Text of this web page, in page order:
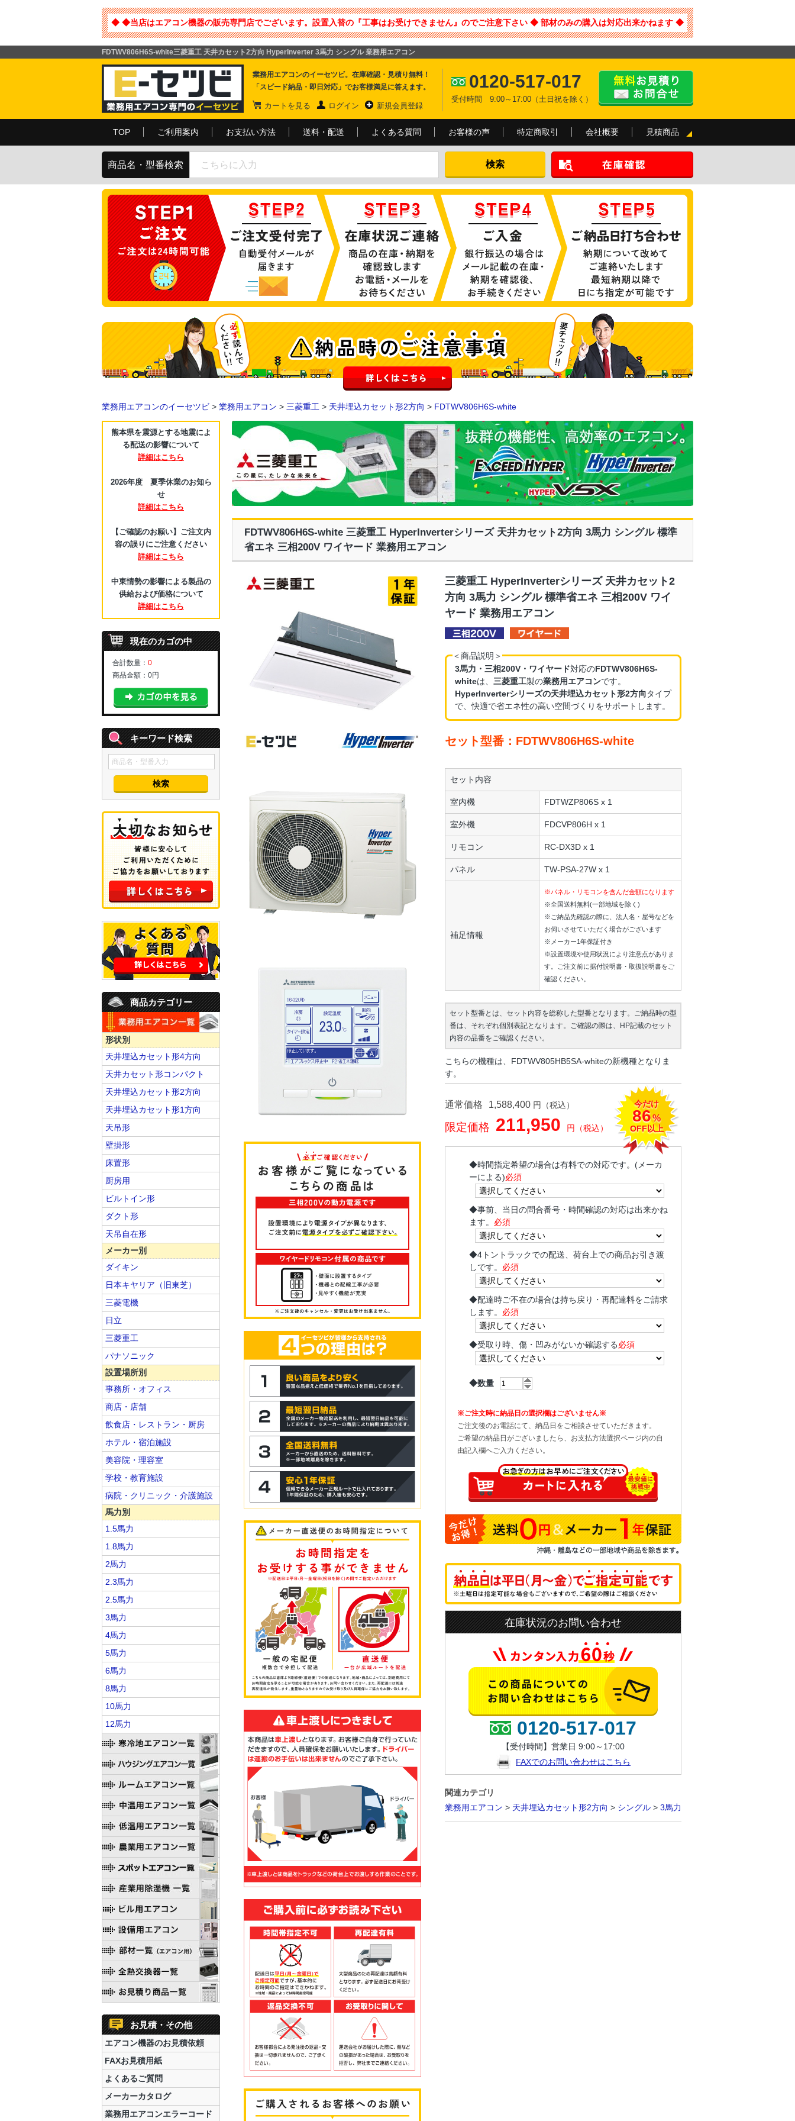
◆ ◆当店はエアコン機器の販売専門店でございます。設置入替の『工事はお受けできません』のでご注意下さい ◆ 部材のみの購入は対応出来かねます ◆
FDTWV806H6S-white三菱重工 天井カセット2方向 HyperInverter 3馬力 シングル 業務用エアコン
業務用エアコンのイーセツビ。在庫確認・見積り無料！
「スピード納品・即日対応」でお客様満足に答えます。
カートを見る ログイン 新規会員登録
0120-517-017
受付時間 9:00～17:00（土日祝を除く）
TOP ご利用案内 お支払い方法 送料・配送 よくある質問 お客様の声 特定商取引 会社概要 見積商品
商品名・型番検索
業務用エアコンのイーセツビ > 業務用エアコン > 三菱重工 > 天井埋込カセット形2方向 > FDTWV806H6S-white
FDTWV806H6S-white 三菱重工 HyperInverterシリーズ 天井カセット2方向 3馬力 シングル 標準
省エネ 三相200V ワイヤード 業務用エアコン
三菱重工 HyperInverterシリーズ 天井カセット2
方向 3馬力 シングル 標準省エネ 三相200V ワイ
ヤード 業務用エアコン
＜商品説明＞
3馬力・三相200V・ワイヤード対応のFDTWV806H6S-
whiteは、 三菱重工製の業務用エアコンです。
HyperInverterシリーズの天井埋込カセット形2方向タイプ
で、快適で省エネ性の高い空間づくりをサポートします。
セット型番：FDTWV806H6S-white
セット内容
室内機 FDTWZP806S x 1
室外機 FDCVP806H x 1
リモコン RC-DX3D x 1
パネル TW-PSA-27W x 1
補足情報
※パネル・リモコンを含んだ金額になります
※全国送料無料(一部地域を除く)
※ご納品先確認の際に、法人名・屋号などを
お伺いさせていただく場合がございます
※メーカー1年保証付き
※設置環境や使用状況により注意点がありま
す。ご注文前に据付説明書・取扱説明書をご
確認ください。
セット型番とは、セット内容を総称した型番となります。ご納品時の型
番は、それぞれ個別表記となります。ご確認の際は、HP記載のセット
内容の品番をご確認ください。
こちらの機種は、FDTWV805HB5SA-whiteの新機種となりま
す。
通常価格 1,588,400 円（税込）
限定価格 211,950 円（税込）
今だけ
86%
OFF以上
◆時間指定希望の場合は有料での対応です。(メーカ
ーによる)必須
◆事前、当日の問合番号・時間確認の対応は出来かね
ます。 必須
◆4トントラックでの配送、荷台上での商品お引き渡
しです。 必須
◆配達時ご不在の場合は持ち戻り・再配達料をご請求
します。 必須
◆受取り時、傷・凹みがないか確認する必須
◆数量
※ご注文時に納品日の選択欄はございません※
ご注文後のお電話にて、納品日をご相談させていただきます。
ご希望の納品日がございましたら、お支払方法選択ページ内の自
由記入欄へご入力ください。
在庫状況のお問い合わせ
0120-517-017
【受付時間】営業日 9:00～17:00
FAXでのお問い合わせはこちら
関連カテゴリ
業務用エアコン > 天井埋込カセット形2方向 > シングル > 3馬力
熊本県を震源とする地震によ
る配送の影響について
詳細はこちら
2026年度 夏季休業のお知ら
せ
詳細はこちら
【ご確認のお願い】ご注文内
容の誤りにご注意ください
詳細はこちら
中東情勢の影響による製品の
供給および価格について
詳細はこちら
現在のカゴの中
合計数量： 0
商品金額： 0円
キーワード検索
商品カテゴリー
形状別
天井埋込カセット形4方向
天井カセット形コンパクト
天井埋込カセット形2方向
天井埋込カセット形1方向
天吊形
壁掛形
床置形
厨房用
ビルトイン形
ダクト形
天吊自在形
メーカー別
ダイキン
日本キヤリア（旧東芝）
三菱電機
日立
三菱重工
パナソニック
設置場所別
事務所・オフィス
商店・店舗
飲食店・レストラン・厨房
ホテル・宿泊施設
美容院・理容室
学校・教育施設
病院・クリニック・介護施設
馬力別
1.5馬力
1.8馬力
2馬力
2.3馬力
2.5馬力
3馬力
4馬力
5馬力
6馬力
8馬力
10馬力
12馬力
お見積・その他
エアコン機器のお見積依頼
FAXお見積用紙
よくあるご質問
メーカーカタログ
業務用エアコンエラーコード